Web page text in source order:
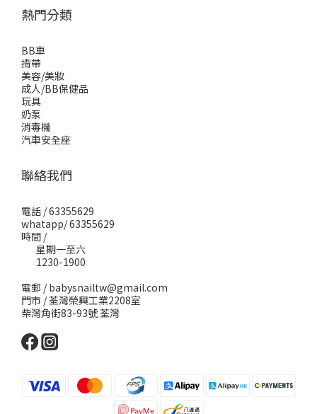
熱門分類
BB車
揹帶
美容/美妝
成人/BB保健品
玩具
奶泵
消毒機
汽車安全座
聯絡我們
電話 / 63355629
whatapp/ 63355629
時間 /
星期一至六
1230-1900
電郵 / babysnailtw@gmail.com
門市 / 荃灣榮興工業2208室
柴灣角街83-93號 荃灣